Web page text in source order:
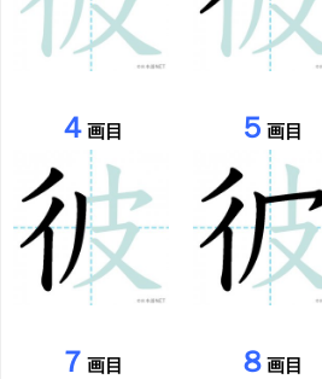
４画目 ５ 画目
７画目 ８ 画目